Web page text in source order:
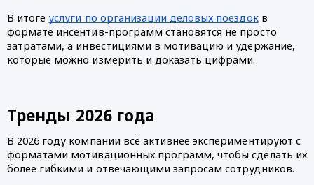
В итоге услуги по организации деловых поездокв
формате инсентив-программ становятся не просто
затратами, а инвестициями в мотивацию и удержание,
которые можно измерить и доказать цифрами.
Тренды 2026 года
В 2026 году компании всё активнее экспериментируют с
форматами мотивационных программ, чтобы сделать их
более гибкими и отвечающими запросам сотрудников.